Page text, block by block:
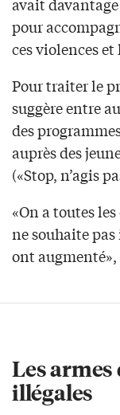
pour
ces violences
Pour traiter le
suggère entre
des
auprès des
(«Stop, n’agis
«On a toutes
ne souhaite
ont augmenté»,
Les
illégales